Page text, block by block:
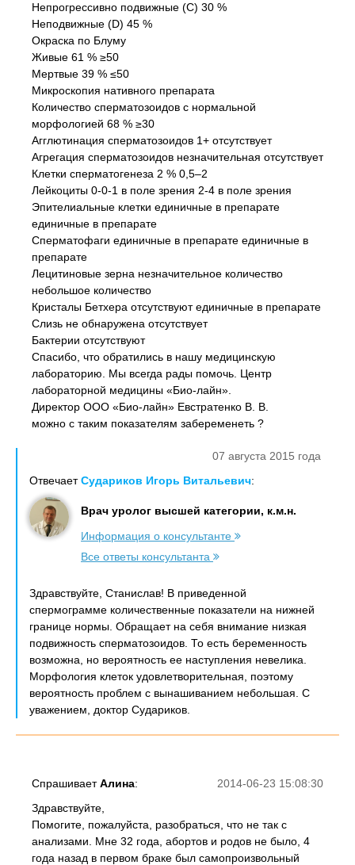
Непрогрессивно подвижные (С) 30 %
Неподвижные (D) 45 %
Окраска по Блуму
Живые 61 % ≥50
Мертвые 39 % ≤50
Микроскопия нативного препарата
Количество сперматозоидов с нормальной
морфологией 68 % ≥30
Агглютинация сперматозоидов 1+ отсутствует
Агрегация сперматозоидов незначительная отсутствует
Клетки сперматогенеза 2 % 0,5–2
Лейкоциты 0-0-1 в поле зрения 2-4 в поле зрения
Эпителиальные клетки единичные в препарате
единичные в препарате
Сперматофаги единичные в препарате единичные в
препарате
Лецитиновые зерна незначительное количество
небольшое количество
Кристалы Бетхера отсутствуют единичные в препарате
Слизь не обнаружена отсутствует
Бактерии отсутствуют
Спасибо, что обратились в нашу медицинскую
лабораторию. Мы всегда рады помочь. Центр
лабораторной медицины «Био-лайн».
Дирeктор ООО «Био-лайн» Евстратенко В. В.
можно с таким показателям забеременеть ?
07 августа 2015 года
ОтвечаетСудариков Игорь Витальевич:
Врач уролог высшей категории, к.м.н.
Информация о консультанте
Все ответы консультанта
Здравствуйте, Станислав! В приведенной
спермограмме количественные показатели на нижней
границе нормы. Обращает на себя внимание низкая
подвижность сперматозоидов. То есть беременность
возможна, но вероятность ее наступления невелика.
Морфология клеток удовлетворительная, поэтому
вероятность проблем с вынашиванием небольшая. С
уважением, доктор Судариков.
2014-06-23 15:08:30
СпрашиваетАлина:
Здравствуйте,
Помогите, пожалуйста, разобраться, что не так с
анализами. Мне 32 года, абортов и родов не было, 4
года назад в первом браке был самопроизвольный